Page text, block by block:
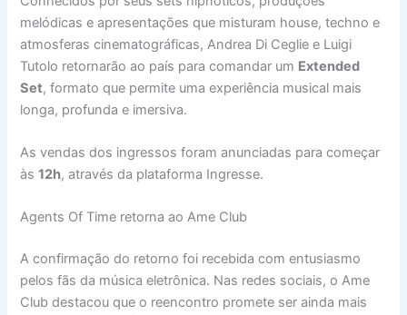
melódicas e apresentações que misturam house, techno e
atmosferas cinematográficas, Andrea Di Ceglie e Luigi
Tutolo retornarão ao país para comandar um Extended
Set, formato que permite uma experiência musical mais
longa, profunda e imersiva.
As vendas dos ingressos foram anunciadas para começar
às12h, através da plataforma Ingresse.
Agents Of Time retorna ao Ame Club
A confirmação do retorno foi recebida com entusiasmo
pelos fãs da música eletrônica. Nas redes sociais, o Ame
Club destacou que o reencontro promete ser ainda mais